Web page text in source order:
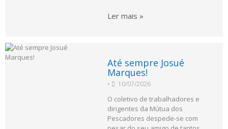
Ler mais »
Até sempre Josué
Marques!
• 10/07/2026
O coletivo de trabalhadores e
dirigentes da Mútua dos
Pescadores despede-se com